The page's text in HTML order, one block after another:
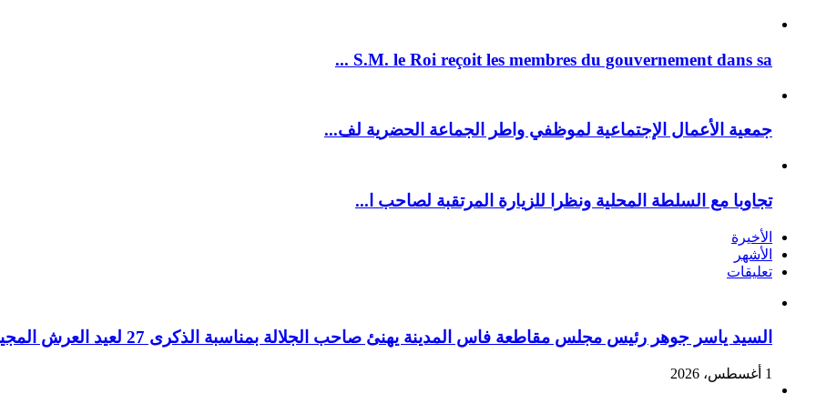
S.M. le Roi reçoit les membres du gouvernement dans sa ...
جمعية الأعمال الإجتماعية لموظفي واطر الجماعة الحضرية لف...
تجاوبا مع السلطة المحلية ونظرا للزيارة المرتقبة لصاحب ا...
الأخيرة
الأشهر
تعليقات
السيد ياسر جوهر رئيس مجلس مقاطعة فاس المدينة يهنئ صاحب الجلالة بمناسبة الذكرى 27 لعيد العرش المجيد.
1 أغسطس، 2026